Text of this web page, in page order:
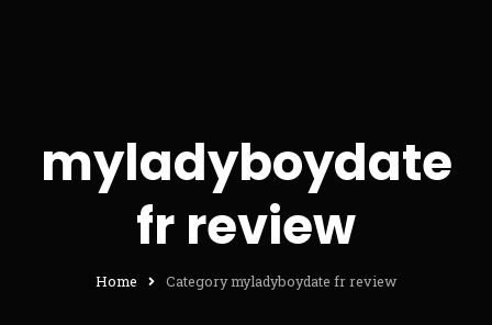
myladyboydate
fr review
Home Category myladyboydate fr review